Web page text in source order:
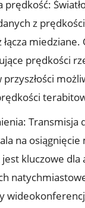
prędkość:
z
prędkości
przyszłości
Transmisja
na
kluczowe dla